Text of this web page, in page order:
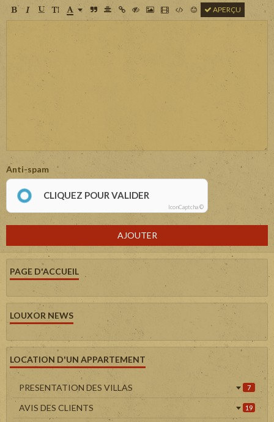
APERÇU
Anti-spam
CLIQUEZ POUR VALIDER
IconCaptcha ©
AJOUTER
PAGE D'ACCUEIL
LOUXOR NEWS
LOCATION D'UN APPARTEMENT
PRESENTATION DES VILLAS 7
AVIS DES CLIENTS 19